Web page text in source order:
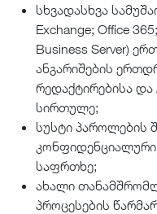
სხვადასხვა
Exchange; Office
Business Server)
ანგარიშების
რედაქტირებისა და
სირთულე;
სუსტი პაროლების
კონფიდენციალური
საფრთხე;
ახალი
პროცესების